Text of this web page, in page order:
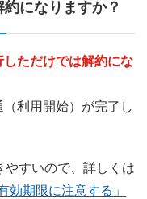
になりますか？
ただけでは解約にな
利用開始）が完了し
やすいので、詳しくは
効期限に注意する」